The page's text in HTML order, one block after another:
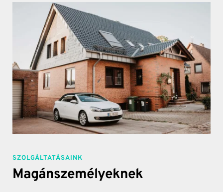
SZOLGÁLTATÁSAINK
Magánszemélyeknek